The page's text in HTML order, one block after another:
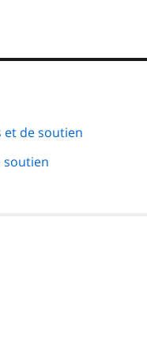
et de soutien
soutien